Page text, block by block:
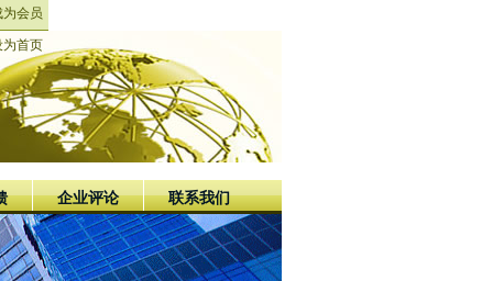
会员
为首页
企业评论 联系我们